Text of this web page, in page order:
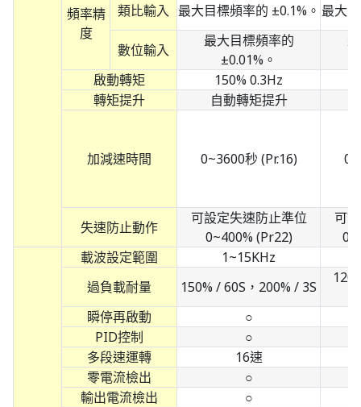
頻率精
度
類比輸入 最大目標頻率的 ±0.1%。 最大
數位輸入
最大目標頻率的
±0.01%。
啟動轉矩 150% 0.3Hz
轉矩提升
自動轉矩提升
加減速時間 0~3600秒 (Pr.16)
失速防止動作
可設定失速防止準位
0~400% (Pr22)
可
載波設定範圍
1~15KHz
過負載耐量
150% / 60S，200% / 3S
瞬停再啟動
○
PID控制
○
多段速運轉
16速
零電流檢出
○
輸出電流檢出
○